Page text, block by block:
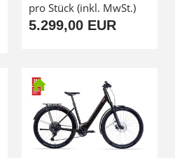
pro Stück (inkl. MwSt.)
5.299,00 EUR